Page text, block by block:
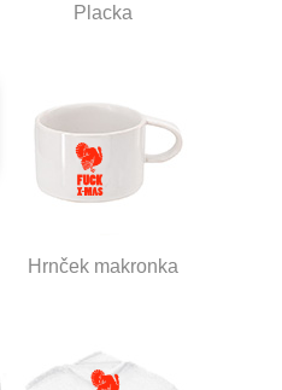
Placka
Hrnček makronka